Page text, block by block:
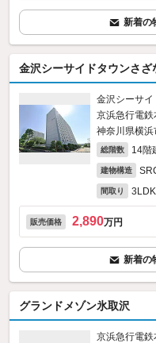
新着の
金沢シーサイドタウンさ
金沢シーサ
京浜急行電
神奈川県横
総階数 14階
建物構造
間取り 3LDK
販売価格 2,890万円
新着の
グランドメゾン氷取沢
京浜急行電